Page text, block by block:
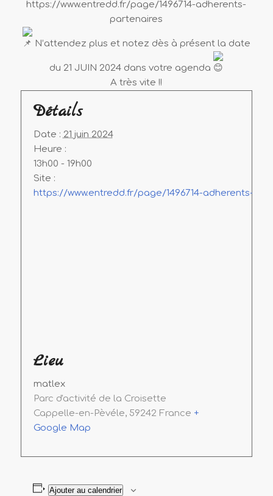
https://www.entredd.fr/page/1496714-adherents-
partenaires
N’attendez plus et notez dès à présent la date
du 21 JUIN 2024 dans votre agenda
A très vite !!
Détails
Date : 21 juin 2024
Heure :
13h00 - 19h00
Site :
https://www.entredd.fr/page/1496714-adherents-
Lieu
matlex
Parc d'activité de la Croisette
Cappelle-en-Pèvéle, 59242 France +
Google Map
Ajouter au calendrier